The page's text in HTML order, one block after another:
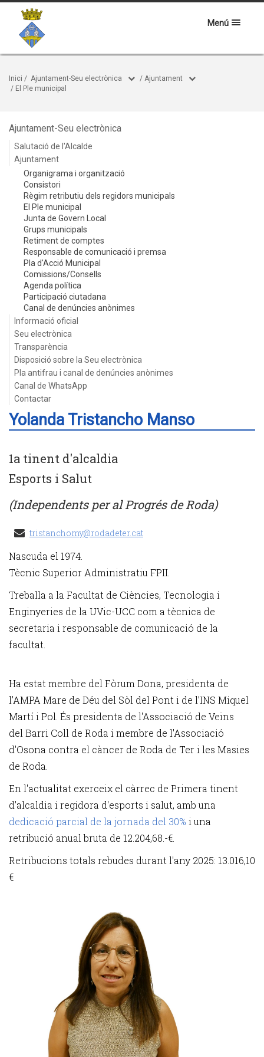
Menú
Inici / Ajuntament-Seu electrònica / Ajuntament
/ El Ple municipal
Ajuntament-Seu electrònica
Salutació de l'Alcalde
Ajuntament
Organigrama i organització
Consistori
Règim retributiu dels regidors municipals
El Ple municipal
Junta de Govern Local
Grups municipals
Retiment de comptes
Responsable de comunicació i premsa
Pla d'Acció Municipal
Comissions/Consells
Agenda política
Participació ciutadana
Canal de denúncies anònimes
Informació oficial
Seu electrònica
Transparència
Disposició sobre la Seu electrònica
Pla antifrau i canal de denúncies anònimes
Canal de WhatsApp
Contactar
Yolanda Tristancho Manso
1a tinent d'alcaldia
Esports i Salut
(Independents per al Progrés de Roda)
tristanchomy@rodadeter.cat
Nascuda el 1974.
Tècnic Superior Administratiu FPII.
Treballa a la Facultat de Ciències, Tecnologia i
Enginyeries de la UVic-UCC com a tècnica de
secretaria i responsable de comunicació de la
facultat.
Ha estat membre del Fòrum Dona, presidenta de
l’AMPA Mare de Déu del Sòl del Pont i de l’INS Miquel
Martí i Pol. És presidenta de l'Associació de Veïns
del Barri Coll de Roda i membre de l'Associació
d'Osona contra el càncer de Roda de Ter i les Masies
de Roda.
En l'actualitat exerceix el càrrec de Primera tinent
d'alcaldia i regidora d'esports i salut, amb una
dedicació parcial de la jornada del 30% i una
retribució anual bruta de 12.204,68.-€.
Retribucions totals rebudes durant l'any 2025: 13.016,10
€